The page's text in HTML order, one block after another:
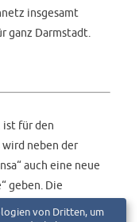
insgesamt
ganz Darmstadt.
ist für den
wird neben der
auch eine neue
geben. Die
Euro. Das
von Dritten, um